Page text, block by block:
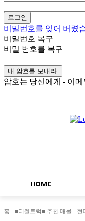
비밀번호를 잊어 버렸
비밀번호 복구
비밀 번호를 복구
암호는 당신에게 - 이
HOME
홈 ■디젤트럭■ 추천.매물 현